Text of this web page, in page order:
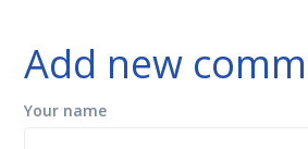
Add new
Your name